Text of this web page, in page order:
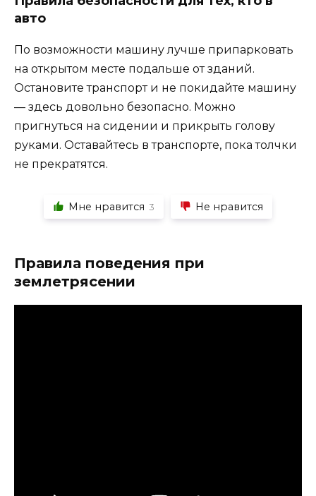
авто
По возможности машину лучше припарковать
на открытом месте подальше от зданий.
Остановите транспорт и не покидайте машину
— здесь довольно безопасно. Можно
пригнуться на сидении и прикрыть голову
руками. Оставайтесь в транспорте, пока толчки
не прекратятся.
Мне нравится 3 Не нравится
Правила поведения при
землетрясении